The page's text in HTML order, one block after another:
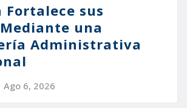
Fortalece sus
una
Administrativa
Ago 6, 2026